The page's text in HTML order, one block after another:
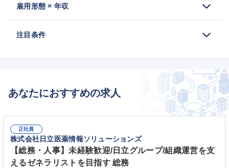
雇用形態 × 年収
注目条件
あなたにおすすめの求人
正社員
株式会社日立医薬情報ソリューションズ
【総務・人事】未経験歓迎/日立グループ/組織運営を支
えるゼネラリストを目指す 総務